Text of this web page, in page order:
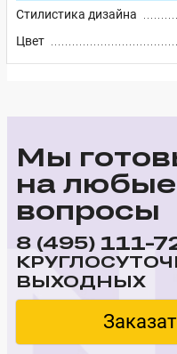
Стилистика дизайна
Цвет
Мы
на
вопросы
8 (495) 111-
ВЫХОДНЫХ